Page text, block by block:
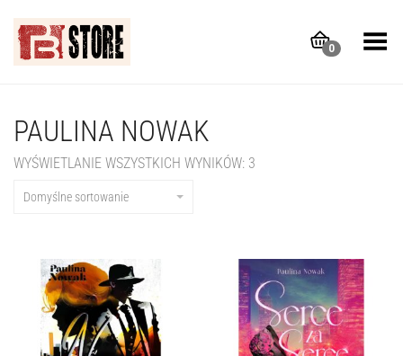
0
Toggle Menu
PAULINA NOWAK
WYŚWIETLANIE WSZYSTKICH WYNIKÓW: 3
Domyślne sortowanie